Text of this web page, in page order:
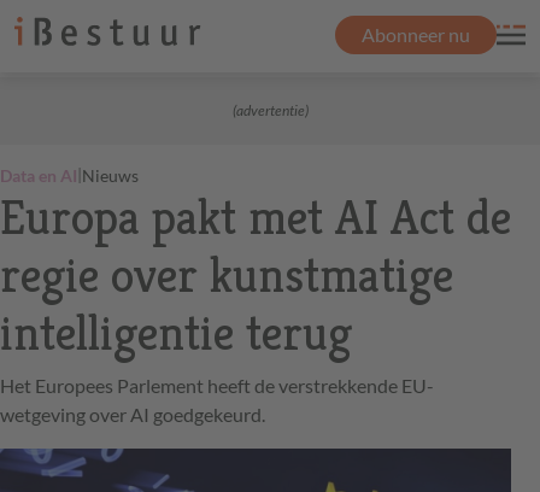
Abonneer nu
(advertentie)
Data en AI|Nieuws
Europa pakt met AI Act de
regie over kunstmatige
intelligentie terug
Het Europees Parlement heeft de verstrekkende EU-
wetgeving over AI goedgekeurd.